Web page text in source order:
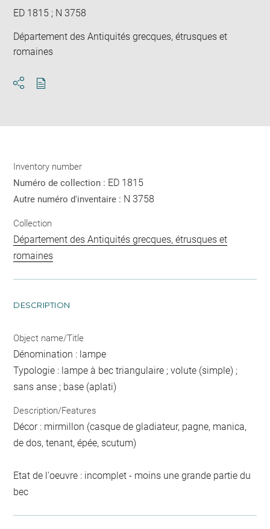
ED 1815 ; N 3758
Département des Antiquités grecques, étrusques et
romaines
Inventory number
Numéro de collection : ED 1815
Autre numéro d'inventaire : N 3758
Collection
Département des Antiquités grecques, étrusques et
romaines
DESCRIPTION
Object name/Title
Dénomination : lampe
Typologie : lampe à bec triangulaire ; volute (simple) ;
sans anse ; base (aplati)
Description/Features
Décor : mirmillon (casque de gladiateur, pagne, manica,
de dos, tenant, épée, scutum)
Etat de l'oeuvre : incomplet - moins une grande partie du
bec